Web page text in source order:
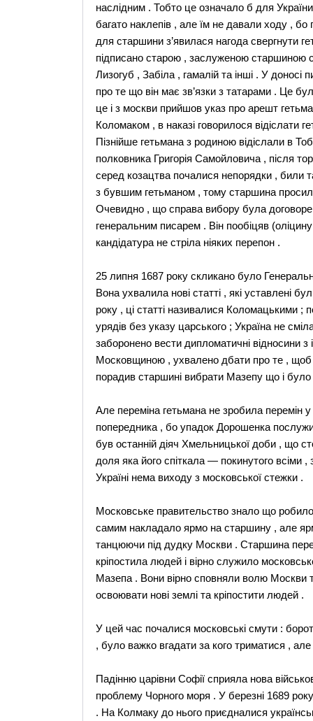
наслідним . Тобто це означало б для
багато наклепів , але їм не давали ходу , бо
для старшини з’явилася нагода свергнути
підписано старою , заслуженою старшиною
Лизогуб , Забіла , гамалій та інші . У
про те що він має зв’язки з татарами . Це
це і з москви прийшов указ про арешт
Коломаком , в наказі говорилося відіслати
Пізнійше гетьмана з родиною відіслали в
полковника Григорія Самойловича , після
серед козацтва почалися непорядки ,
з бувшим гетьманом , тому старшина
Очевидно , що справа вибору була
генеральним писарем . Він пообіцяв
кандідатура не стріла ніяких перепон .
25 липня 1687 року скликано було
Вона ухвалила нові статті , які уставлені
року , ці статті називалися Коломацькими
урядів без указу царського ; Україна не
заборонено вести дипломатичні відносини
Московщиною , ухвалено дбати про те ,
порадив старшині вибрати Мазепу що і
Але переміна гетьмана не зробила
попередника , бо упадок Дорошенка
був останній діяч Хмельницької доби , що
доля яка його спіткала — покинутого
Україні нема виходу з московської стежки .
Московське правительство знало що
самим накладало ярмо на старшину , але
танцюючи під дудку Москви . Старшина
кріпостила людей і вірно служило
Мазепа . Вони вірно сповняли волю Москви
освоювати нові землі та кріпостити людей .
У цей час почалися московські смути :
, було важко вгадати за кого триматися ,
Падінню царівни Софії сприяла нова
проблему Чорного моря . У березні 1689
. На Колмаку до нього приєдналися